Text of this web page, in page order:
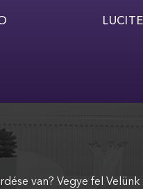
LUCITE®
van? Vegye fel Velünk